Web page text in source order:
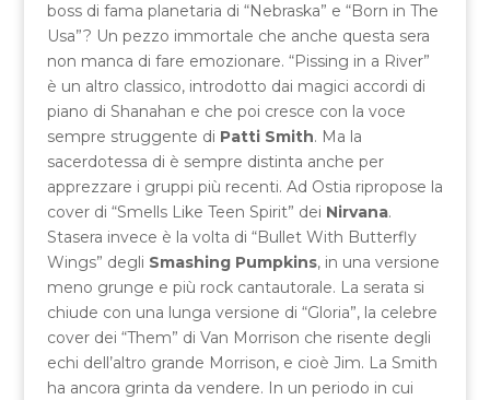
boss di fama planetaria di “Nebraska” e “Born in The
Usa”? Un pezzo immortale che anche questa sera
non manca di fare emozionare. “Pissing in a River”
è un altro classico, introdotto dai magici accordi di
piano di Shanahan e che poi cresce con la voce
sempre struggente di Patti Smith. Ma la
sacerdotessa di è sempre distinta anche per
apprezzare i gruppi più recenti. Ad Ostia ripropose la
cover di “Smells Like Teen Spirit” dei Nirvana.
Stasera invece è la volta di “Bullet With Butterfly
Wings” degli Smashing Pumpkins, in una versione
meno grunge e più rock cantautorale. La serata si
chiude con una lunga versione di “Gloria”, la celebre
cover dei “Them” di Van Morrison che risente degli
echi dell’altro grande Morrison, e cioè Jim. La Smith
ha ancora grinta da vendere. In un periodo in cui